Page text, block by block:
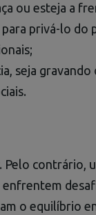
ou esteja a
privá-lo
seja
contrário,
o equilíbrio